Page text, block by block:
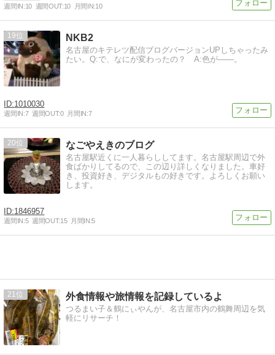
週間IN:10 週間OUT:10 月間IN:10
19 NKB2
名古屋のキテレツ配信ブログバージョンUPしちゃったみ
たい。Q:で、なにが変わったの？ A:色が――。
1010030
週間IN:7 週間OUT:0 月間IN:7
20 なごやえきのブログ
名古屋駅近くに一人暮らししてます。名古屋駅周辺で外
食ばかりしてるので、この辺り詳しくなりました。車好
き、投資好き、デジタルもの好きです。よろしくお願い
します。
1846957
週間IN:5 週間OUT:15 月間IN:5
21 外食情報や旅情報を記録しているよ
つるまい子＆鶴にぃやんが、名古屋市内の鶴舞周辺を気
軽にリサーチ！